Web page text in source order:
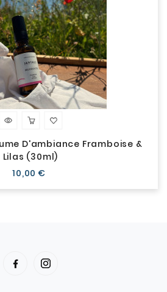
D'ambiance Framboise &
Lilas (30ml)
10,00 €